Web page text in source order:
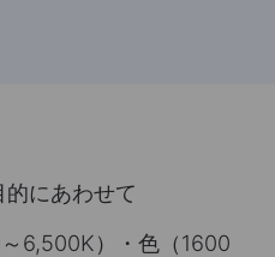
にあわせて
6,500K）・色（1600